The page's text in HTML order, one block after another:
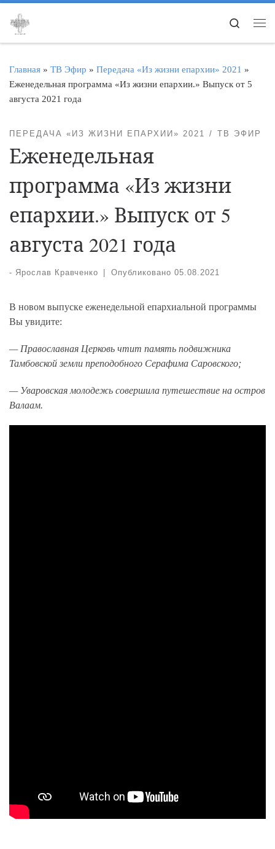
Перейти к содержимому
Search
Главная » ТВ Эфир » Передача «Из жизни епархии» 2021 »
Еженедельная программа «Из жизни епархии.» Выпуск от 5
августа 2021 года
ПЕРЕДАЧА «ИЗ ЖИЗНИ ЕПАРХИИ» 2021 ТВ ЭФИР
Еженедельная
программа «Из жизни
епархии.» Выпуск от 5
августа 2021 года
- Ярослав Кравченко Опубликовано 05.08.2021
В новом выпуске еженедельной епархиальной программы
Вы увидите:
— Православная Церковь чтит память подвижника
Тамбовской земли преподобного Серафима Саровского;
— Уваровская молодежь совершила путешествие на остров
Валаам.